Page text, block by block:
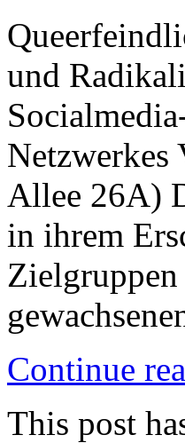
und
Netzwerkes
Allee 26A)
in ihrem
Zielgruppen
Continue
This post